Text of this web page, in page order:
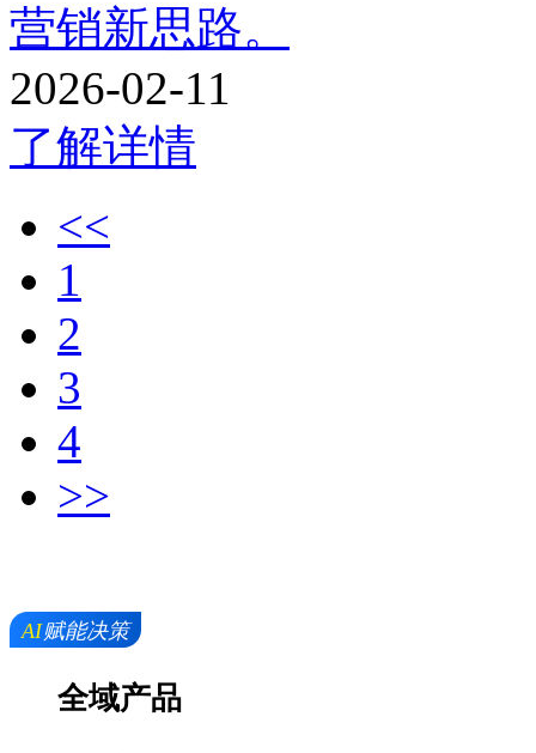
营销新思路。
2026-02-11
了解详情
<<
1
2
3
4
>>
全域产品